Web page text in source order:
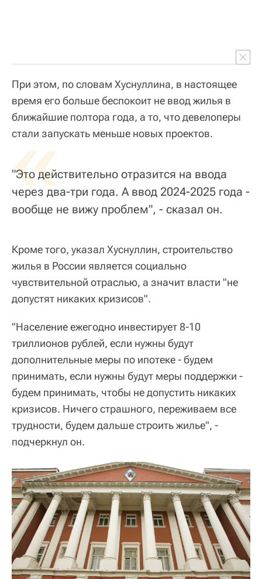
При этом, по словам Хуснуллина, в настоящее
время его больше беспокоит не ввод жилья в
ближайшие полтора года, а то, что девелоперы
стали запускать меньше новых проектов.
«
"Это действительно отразится на ввода
через два-три года. А ввод 2024-2025 года -
вообще не вижу проблем", - сказал он.
Кроме того, указал Хуснуллин, строительство
жилья в России является социально
чувствительной отраслью, а значит власти "не
допустят никаких кризисов".
"Население ежегодно инвестирует 8-10
триллионов рублей, если нужны будут
дополнительные меры по ипотеке - будем
принимать, если нужны будут меры поддержки -
будем принимать, чтобы не допустить никаких
кризисов. Ничего страшного, переживаем все
трудности, будем дальше строить жилье", -
подчеркнул он.